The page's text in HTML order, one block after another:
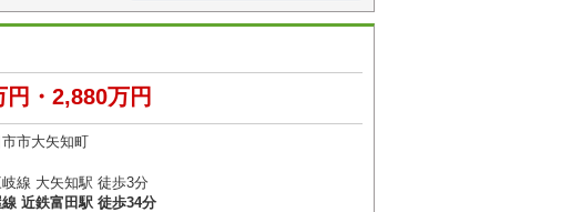
円・2,880万円
市大矢知町
線 大矢知駅 徒歩3分
近鉄富田駅 徒歩34分